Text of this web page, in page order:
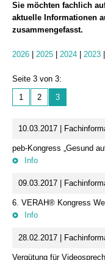
Sie möchten fachlich
aktuelle Informationen
zusammengefasst.
2026 2025 2024 2023
Seite 3 von 3:
1
2 3
10.03.2017 |
peb-Kongress „Gesund
Info
09.03.2017 |
6. VERAH® Kongress
Info
28.02.2017 |
Vergütung für